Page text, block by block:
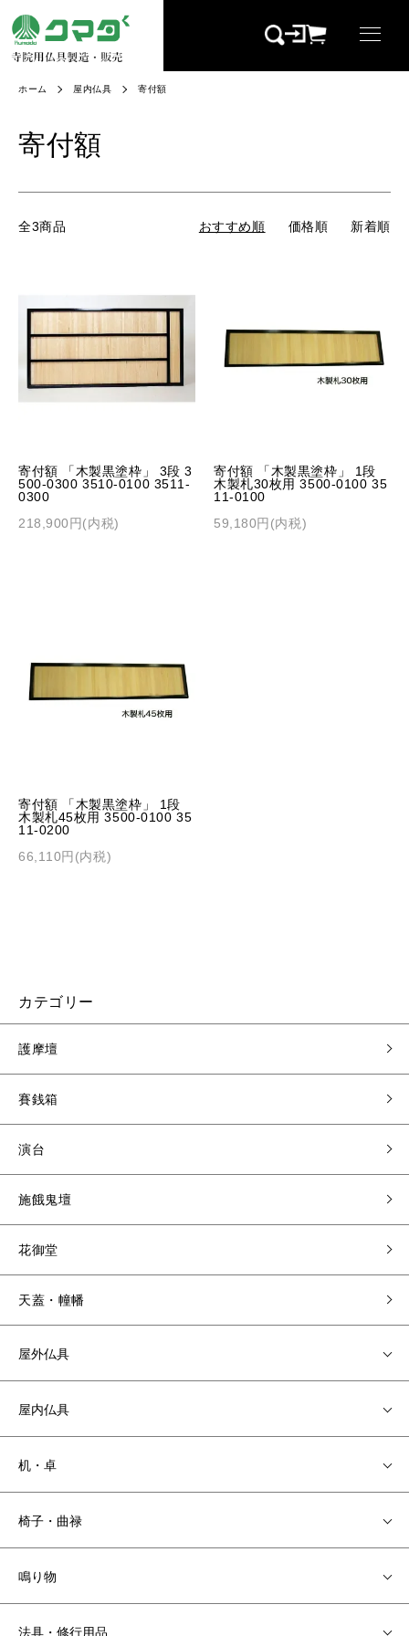
ホーム 屋内仏具 寄付額
寄付額
全3商品 おすすめ順 価格順 新着順
寄付額 「木製黒塗枠」 3段 3
500-0300 3510-0100 3511-
0300
218,900円(内税)
寄付額 「木製黒塗枠」 1段
木製札30枚用 3500-0100 35
11-0100
59,180円(内税)
寄付額 「木製黒塗枠」 1段
木製札45枚用 3500-0100 35
11-0200
66,110円(内税)
カテゴリー
護摩壇
賽銭箱
演台
施餓鬼壇
花御堂
天蓋・幢幡
屋外仏具
屋内仏具
机・卓
椅子・曲禄
鳴り物
法具・修行用品